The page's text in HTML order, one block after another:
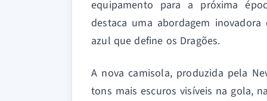
equipamento para a próxima
destaca uma abordagem
azul que define os Dragões.
A nova camisola, produzida pela
tons mais escuros visíveis na gola,